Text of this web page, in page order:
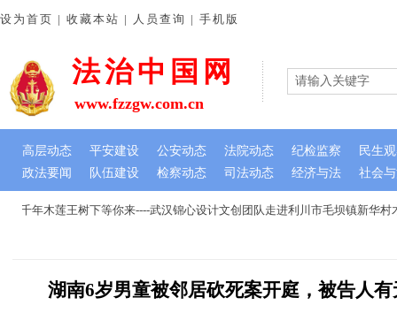
千年木莲王树下等你来----武汉锦心设计文创团队走进利川市毛坝镇新华村
法治中国网
政法要闻 队伍建设 检察动态 司法动态 经济与法 社会
设为首页 | 收藏本站 | 人员查询 | 手机版
www.fzzgw.com.cn
高层动态 平安建设 公安动态 法院动态 纪检监察 民生
湖南6岁男童被邻居砍死案开庭，被告人